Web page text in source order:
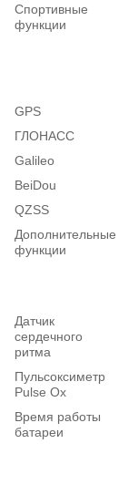
Спортивные
функции
GPS
ГЛОНАСС
Galileo
BeiDou
QZSS
Дополнительные
функции
Датчик
сердечного
ритма
Пульсоксиметр
Pulse Ox
Время работы
батареи